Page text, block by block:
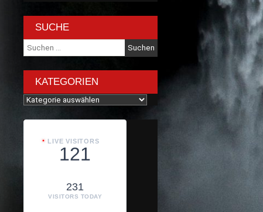
SUCHE
Suche
nach:
KATEGORIEN
Kategorien
LIVE VISITORS
121
231
VISITORS TODAY